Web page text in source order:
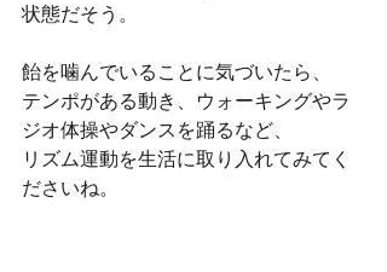
状態だそう。
飴を噛んでいることに気づいたら、
テンポがある動き、ウォーキングやラ
ジオ体操やダンスを踊るなど、
リズム運動を生活に取り入れてみてく
ださいね。